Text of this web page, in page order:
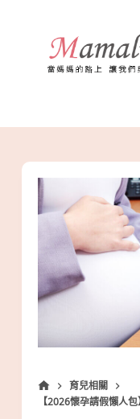
容
育兒相關
【2026懷孕請假懶人